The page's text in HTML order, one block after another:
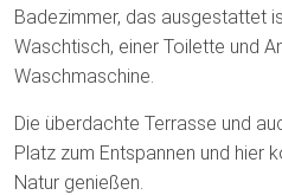
Badezimmer, das ausgestattet
Waschtisch, einer Toilette und
Waschmaschine.
Die überdachte Terrasse und
Platz zum Entspannen und hier
Natur genießen.